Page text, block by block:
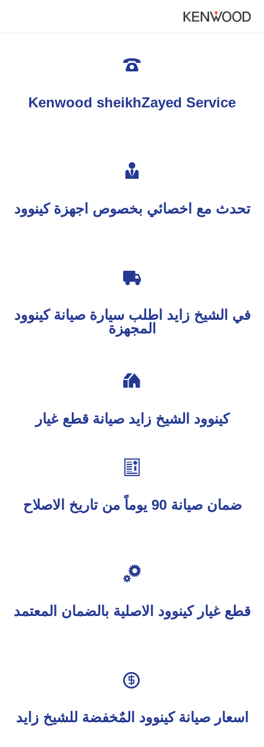

Kenwood sheikhZayed Service

تحدث مع اخصائي بخصوص اجهزة كينوود

في الشيخ زايد اطلب سيارة صيانة كينوود
المجهزة

كينوود الشيخ زايد صيانة قطع غيار

ضمان صيانة 90 يوماً من تاريخ الاصلاح

قطع غيار كينوود الاصلية بالضمان المعتمد

اسعار صيانة كينوود المٌخفضة للشيخ زايد